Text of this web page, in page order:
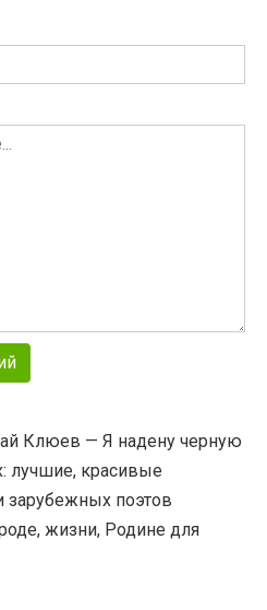
Клюев — Я надену черную
лучшие, красивые
зарубежных поэтов
жизни, Родине для